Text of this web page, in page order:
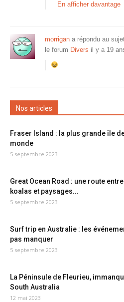
En afficher davantage
morrigan a répondu au
le forum Divers il y a 19
Nos articles
Fraser Island : la plus grande île
monde
5 septembre 2023
Great Ocean Road : une route
koalas et paysages...
5 septembre 2023
Surf trip en Australie : les
pas manquer
5 septembre 2023
La Péninsule de Fleurieu,
South Australia
12 mai 2023